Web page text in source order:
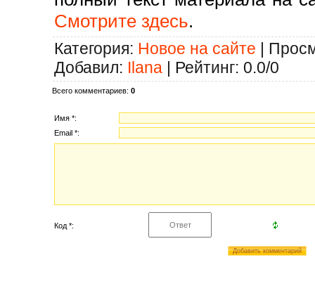
Смотрите здесь.
Категория: Новое на сайте |
Добавил: Ilana | Рейтинг: 0.0/0
Всего комментариев: 0
Имя *:
Email *:
Код *: